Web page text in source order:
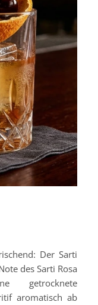
Der Sarti
des Sarti Rosa
getrocknete
aromatisch ab